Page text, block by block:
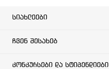
სიახლეები
ჩვენ შესახებ
კონკურსები და სტიპენდიები